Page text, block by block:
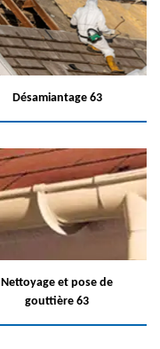
Désamiantage 63
Nettoyage et pose de
gouttière 63